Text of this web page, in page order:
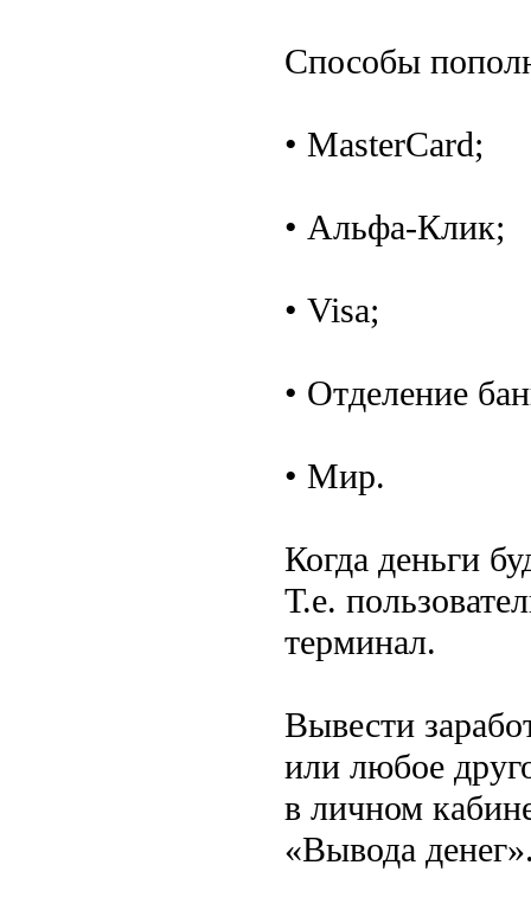
Способы
• MasterCard;
• Альфа-Клик;
• Visa;
• Отделение
• Мир.
Когда деньги
Т.е.
терминал.
Вывести
или любое
в личном
«Вывода